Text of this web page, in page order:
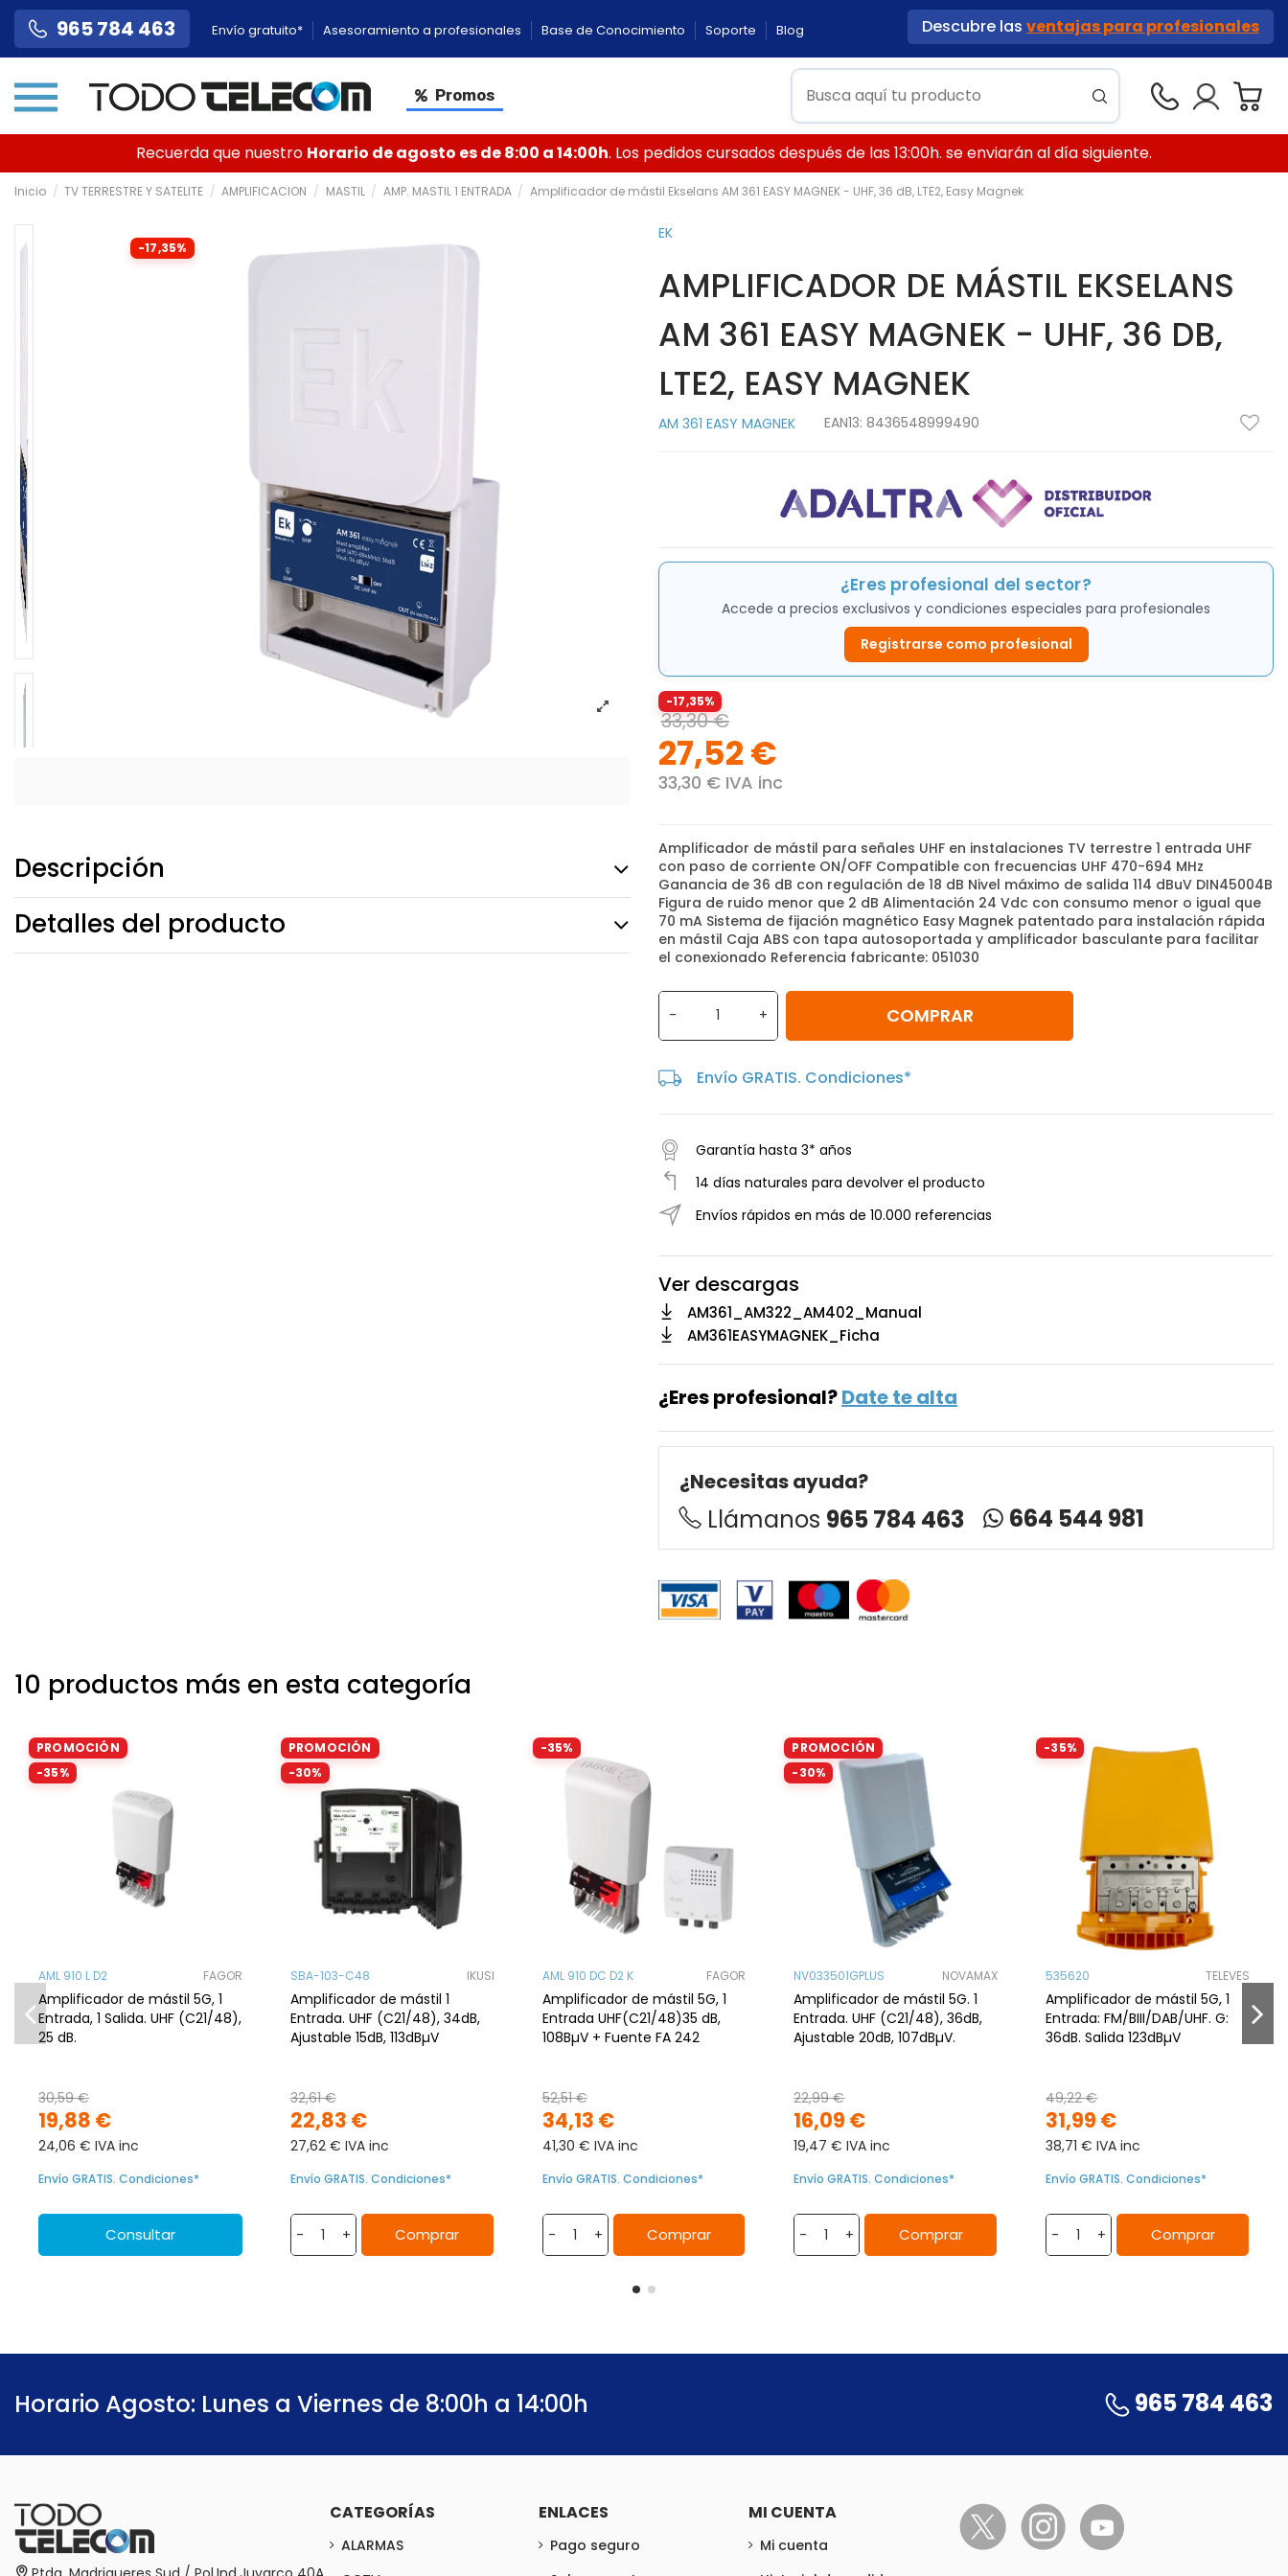
965 784 463 Envío gratuito* Asesoramiento a profesionales Base de Conocimiento Soporte Blog Descubre las ventajas para profesionales
Promos
Recuerda que nuestro Horario de agosto es de 8:00 a 14:00h. Los pedidos cursados después de las 13:00h. se enviarán al día siguiente.
Inicio TV TERRESTRE Y SATELITE AMPLIFICACION MASTIL AMP. MASTIL 1 ENTRADA Amplificador de mástil Ekselans AM 361 EASY MAGNEK - UHF, 36 dB, LTE2, Easy Magnek
-17,35%
Descripción
Detalles del producto
EK
AMPLIFICADOR DE MÁSTIL EKSELANS
AM 361 EASY MAGNEK - UHF, 36 DB,
LTE2, EASY MAGNEK
AM 361 EASY MAGNEK EAN13: 8436548999490
¿Eres profesional del sector?
Accede a precios exclusivos y condiciones especiales para profesionales
Registrarse como profesional
-17,35%
33,30 €
27,52 €
33,30 € IVA inc
Amplificador de mástil para señales UHF en instalaciones TV terrestre 1 entrada UHF
con paso de corriente ON/OFF Compatible con frecuencias UHF 470-694 MHz
Ganancia de 36 dB con regulación de 18 dB Nivel máximo de salida 114 dBuV DIN45004B
Figura de ruido menor que 2 dB Alimentación 24 Vdc con consumo menor o igual que
70 mA Sistema de fijación magnético Easy Magnek patentado para instalación rápida
en mástil Caja ABS con tapa autosoportada y amplificador basculante para facilitar
el conexionado Referencia fabricante: 051030
- + COMPRAR
Envío GRATIS. Condiciones*
Garantía hasta 3* años
14 días naturales para devolver el producto
Envíos rápidos en más de 10.000 referencias
Ver descargas
AM361_AM322_AM402_Manual
AM361EASYMAGNEK_Ficha
¿Eres profesional?Date te alta
¿Necesitas ayuda?
Llámanos 965 784 463 664 544 981
10 productos más en esta categoría
PROMOCIÓN
-35%
AML 910 L D2 FAGOR
Amplificador de mástil 5G, 1
Entrada, 1 Salida. UHF (C21/48),
25 dB.
19,88 €
30,59 €
24,06 € IVA inc
Envío GRATIS. Condiciones*
Consultar
PROMOCIÓN
-30%
SBA-103-C48 IKUSI
Amplificador de mástil 1
Entrada. UHF (C21/48), 34dB,
Ajustable 15dB, 113dBµV
22,83 €
32,61 €
27,62 € IVA inc
Envío GRATIS. Condiciones*
- + Comprar
-35%
AML 910 DC D2 K FAGOR
Amplificador de mástil 5G, 1
Entrada UHF(C21/48)35 dB,
108BµV + Fuente FA 242
34,13 €
52,51 €
41,30 € IVA inc
Envío GRATIS. Condiciones*
- + Comprar
PROMOCIÓN
-30%
NV033501GPLUS NOVAMAX
Amplificador de mástil 5G. 1
Entrada. UHF (C21/48), 36dB,
Ajustable 20dB, 107dBµV.
16,09 €
22,99 €
19,47 € IVA inc
Envío GRATIS. Condiciones*
- + Comprar
-35%
535620 TELEVES
Amplificador de mástil 5G, 1
Entrada: FM/BIII/DAB/UHF. G:
36dB. Salida 123dBµV
31,99 €
49,22 €
38,71 € IVA inc
Envío GRATIS. Condiciones*
- + Comprar
Horario Agosto: Lunes a Viernes de 8:00h a 14:00h 965 784 463
CATEGORÍAS
ALARMAS
ENLACES
Pago seguro
MI CUENTA
Mi cuenta